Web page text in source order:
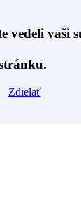
vedeli vaši
Zdielať